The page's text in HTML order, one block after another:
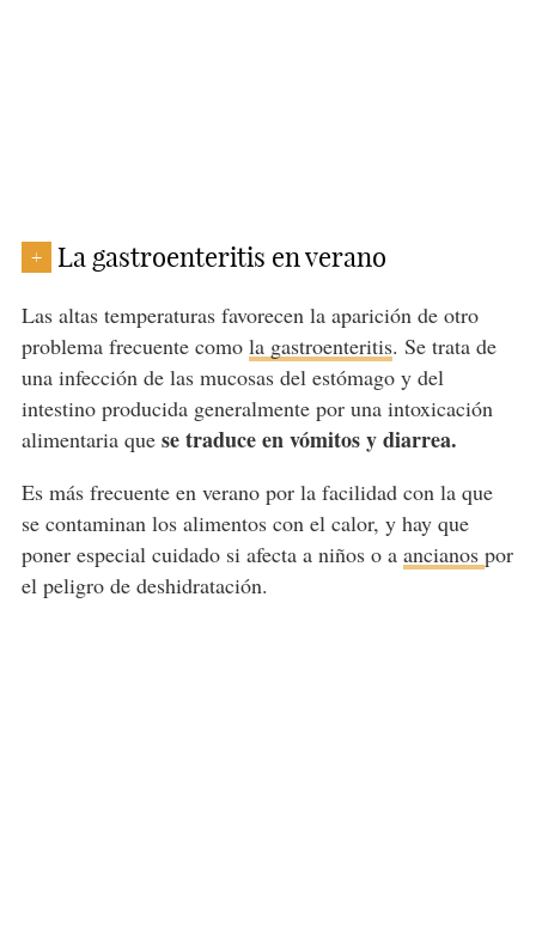
+ La gastroenteritis en verano
Las altas temperaturas favorecen la aparición de otro
problema frecuente como la gastroenteritis. Se trata de
una infección de las mucosas del estómago y del
intestino producida generalmente por una intoxicación
alimentaria quese traduce en vómitos y diarrea.
Es más frecuente en verano por la facilidad con la que
se contaminan los alimentos con el calor, y hay que
poner especial cuidado si afecta a niños o a ancianos por
el peligro de deshidratación.